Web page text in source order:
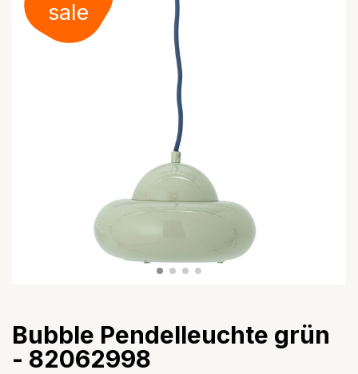
sale
Bubble Pendelleuchte grün
- 82062998